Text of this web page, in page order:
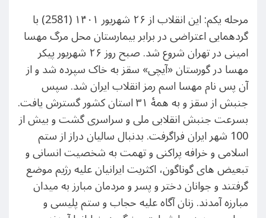
مرحله یکم: این انقلاب از ۲۶ شهریور ۱۴۰۱ (2581) با
گردهمایی اعتراضی در برابر بیمارستان محل مرگ مهسا
امینی در تهران شروع شد. صبح روز ۲۶ شهریور پیکر
مهسا در گورستان «آیچی» سقز به خاک سپرده شد و از
آن پس نام مهسا اسم رمز انقلاب ایران شد. سپس
جنبش از سقز و به همهٔ ۳۱ استان کشور گسترش یافت.
بسرعت جنبش انقلابی ملی و سراسری گشت و بیش از
100 شهر ایران فراگرفت. بدنبال سالیان دراز از ستم
اسلامی و خرافه پراکنی و تهمت به شخصیت انسانی و
تبعیض های گوناگون، اکثریت ایرانیان علیه رژیم موضع
گرفتند و جوانان دختر و پسر و مردمان مبارز به میدان
مبارزه آمدند. زنان آگاه علیه حجاب و ستم پلیسی و